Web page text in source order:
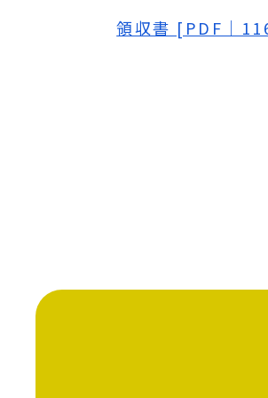
領収書 [PDF｜